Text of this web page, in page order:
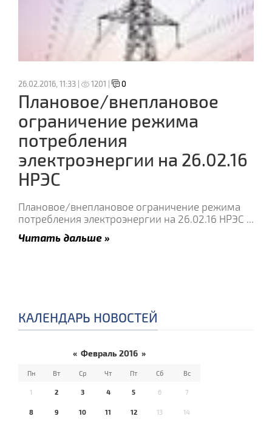
26.02.2016, 11:33 | 1201 | 0
Плановое/внеплановое
ограничение режима
потребления
электроэнергии на 26.02.16
НРЭС
Плановое/внеплановое ограничение режима
потребления электроэнергии на 26.02.16 НРЭС ...
Читать дальше »
КАЛЕНДАРЬ НОВОСТЕЙ
« Февраль 2016 »
Пн Вт Ср Чт Пт Сб Вс
1 2 3 4 5 6 7
8 9 10 11 12 13 14